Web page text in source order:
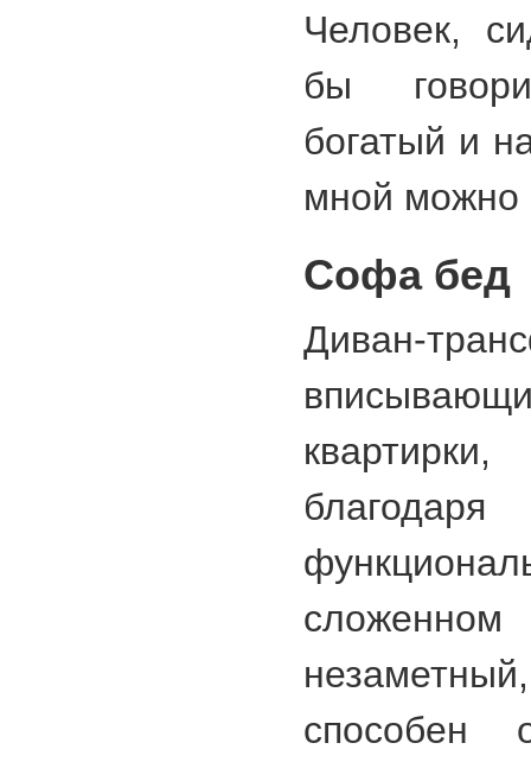
Человек,
бы
богатый и
мной можно
Софа бед
Диван-
сложенном
способен